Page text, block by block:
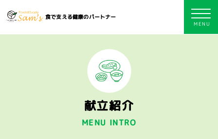
食で支える健康のパートナー
献立紹介
MENU INTRO